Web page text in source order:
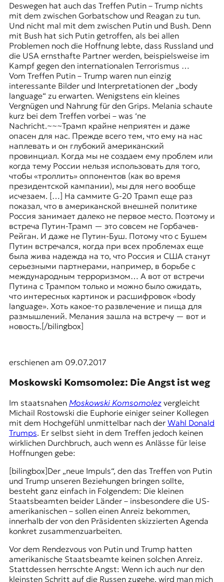
Deswegen hat auch das Treffen Putin – Trump nichts
mit dem zwischen Gorbatschow und Reagan zu tun.
Und nicht mal mit dem zwischen Putin und Bush. Denn
mit Bush hat sich Putin getroffen, als bei allen
Problemen noch die Hoffnung lebte, dass Russland und
die USA ernsthafte Partner werden, beispielsweise im
Kampf gegen den internationalen Terrorismus …
Vom Treffen Putin – Trump waren nun einzig
interessante Bilder und Interpretationen der „body
language“ zu erwarten. Wenigstens ein kleines
Vergnügen und Nahrung für den Grips. Melania schaute
kurz bei dem Treffen vorbei – was ‘ne
Nachricht.~~~Трамп крайне неприятен и даже
опасен для нас. Прежде всего тем, что ему на нас
наплевать и он глубокий американский
провинциал. Когда мы не создаем ему проблем или
когда тему России нельзя использовать для того,
чтобы «троллить» оппонентов (как во время
президентской кампании), мы для него вообще
исчезаем. […] На саммите G-20 Трамп еще раз
показал, что в американской внешней политике
Россия занимает далеко не первое место. Поэтому и
встреча Путин-Трамп — это совсем не Горбачев-
Рейган. И даже не Путин-Буш. Потому что с Бушем
Путин встречался, когда при всех проблемах еще
была жива надежда на то, что Россия и США станут
серьезными партнерами, например, в борьбе с
международным терроризмом… А вот от встречи
Путина с Трампом только и можно было ожидать,
что интересных картинок и расшифровок «body
language». Хоть какое-то развлечение и пища для
размышлений. Мелания зашла на встречу — вот и
новость.[/bilingbox]
erschienen am 09.07.2017
Moskowski Komsomolez: Die Angst ist weg
Im staatsnahen Moskowski Komsomolezvergleicht
Michail Rostowski die Euphorie einiger seiner Kollegen
mit dem Hochgefühl unmittelbar nach der Wahl Donald
Trumps. Er selbst sieht in dem Treffen jedoch keinen
wirklichen Durchbruch, auch wenn es Anlässe für leise
Hoffnungen gebe:
[bilingbox]Der „neue Impuls“, den das Treffen von Putin
und Trump unseren Beziehungen bringen sollte,
besteht ganz einfach in Folgendem: Die kleinen
Staatsbeamten beider Länder – insbesondere die US-
amerikanischen – sollen einen Anreiz bekommen,
innerhalb der von den Präsidenten skizzierten Agenda
konkret zusammenzuarbeiten.
Vor dem Rendezvous von Putin und Trump hatten
amerikanische Staatsbeamte keinen solchen Anreiz.
Stattdessen herrschte Angst: Wenn ich auch nur den
kleinsten Schritt auf die Russen zugehe, wird man mich